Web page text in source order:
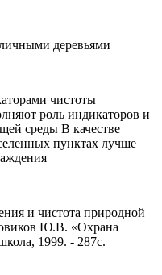
деревьями
чистоты
роль индикаторов и
среды В качестве
пунктах лучше
и чистота природной
Ю.В. «Охрана
1999. - 287с.